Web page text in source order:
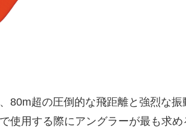
80m超の圧倒的な飛距離と強烈な
使用する際にアングラーが最も求め